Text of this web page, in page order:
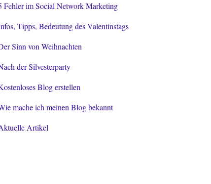
Fehler im Social Network Marketing
Tipps, Bedeutung des Valentinstags
Sinn von Weihnachten
der Silvesterparty
Blog erstellen
mache ich meinen Blog bekannt
Artikel